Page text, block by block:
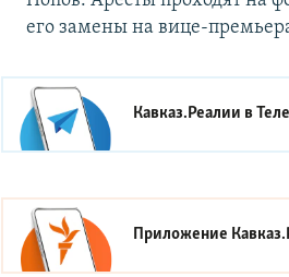
его замены на вице-
Кавказ.Реалии в
Приложение